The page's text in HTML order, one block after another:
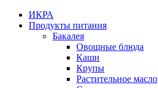
ИКРА
Продукты питания
Бакалея
Овощные блюда
Каши
Крупы
Растительное масло